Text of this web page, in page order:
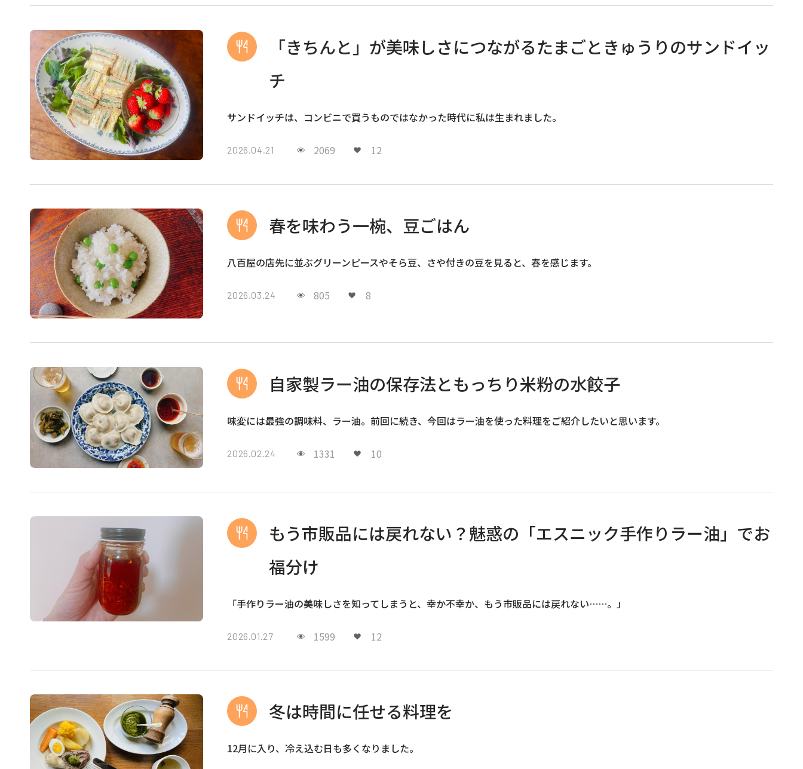
「きちんと」が美味しさにつながるたまごときゅうりのサンドイッ
チ
サンドイッチは、コンビニで買うものではなかった時代に私は生まれました。
2026.04.21 2069 12
春を味わう一椀、豆ごはん
八百屋の店先に並ぶグリーンピースやそら豆、さや付きの豆を見ると、春を感じます。
2026.03.24 805 8
自家製ラー油の保存法ともっちり米粉の水餃子
味変には最強の調味料、ラー油。前回に続き、今回はラー油を使った料理をご紹介したいと思います。
2026.02.24 1331 10
もう市販品には戻れない？魅惑の「エスニック手作りラー油」でお
福分け
「手作りラー油の美味しさを知ってしまうと、幸か不幸か、もう市販品には戻れない……。」
2026.01.27 1599 12
冬は時間に任せる料理を
12月に入り、冷え込む日も多くなりました。